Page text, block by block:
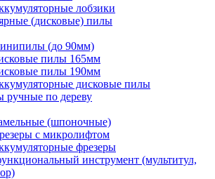
лобзики
(дисковые) пилы
(до 90мм)
пилы 165мм
пилы 190мм
дисковые пилы
ручные по дереву
(шпоночные)
с микролифтом
фрезеры
инструмент (мультитул,